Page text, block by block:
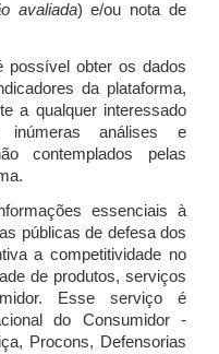
avaliada) e/ou nota de
possível obter os dados
da plataforma,
a qualquer interessado
análises e
contemplados pelas
essenciais à
públicas de defesa dos
a competitividade no
de produtos, serviços
Esse serviço é
do Consumidor -
Procons, Defensorias